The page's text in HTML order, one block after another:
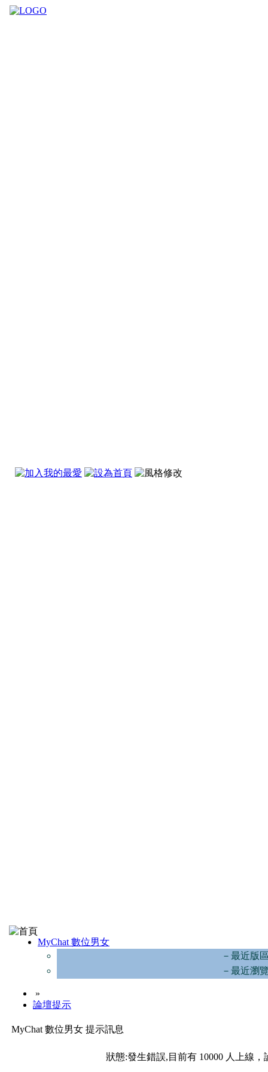
MyChat 數位男女
－最近版
－最近瀏
»
論壇提示
MyChat 數位男女 提示訊息
狀態:發生錯誤,目前有 10000 人上線